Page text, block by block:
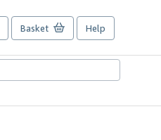
Basket Help